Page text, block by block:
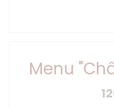
Menu